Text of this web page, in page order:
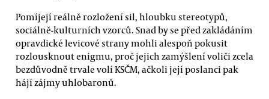
Pomíjejí reálně rozložení sil, hloubku stereotypů,
sociálně-kulturních vzorců. Snad by se před zakládáním
opravdické levicové strany mohli alespoň pokusit
rozlousknout enigmu, proč jejich zamýšlení voliči zcela
bezdůvodně trvale volí KSČM, ačkoli její poslanci pak
hájí zájmy uhlobaronů.